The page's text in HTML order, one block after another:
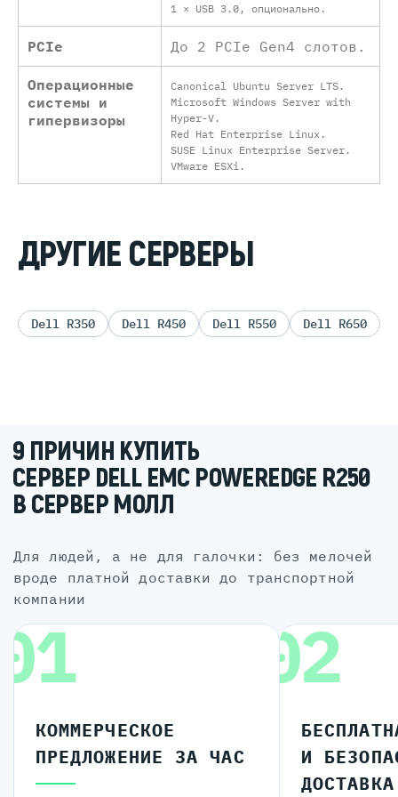
1 × USB 3.0, опционально.
PCIe До 2 PCIe Gen4 слотов.
Операционные
системы и
гипервизоры
Canonical Ubuntu Server LTS.
Microsoft Windows Server with
Hyper-V.
Red Hat Enterprise Linux.
SUSE Linux Enterprise Server.
VMware ESXi.
ДРУГИЕ СЕРВЕРЫ
Dell R350 Dell R450 Dell R550 Dell R650
9 ПРИЧИН КУПИТЬ
СЕРВЕР DELL EMC POWEREDGE R250
В СЕРВЕР МОЛЛ
для людей, а не для галочки: без мелочей
вроде платной доставки до транспортной
компании
КОММЕРЧЕСКОЕ
ПРЕДЛОЖЕНИЕ ЗА ЧАС
02
И
ДОСТАВКА